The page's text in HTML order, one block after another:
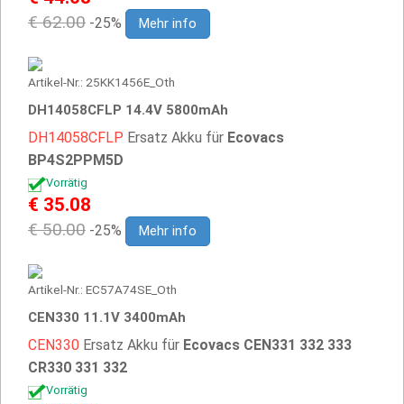
€ 62.00 -25% Mehr info
Artikel-Nr.: 25KK1456E_Oth
DH14058CFLP 14.4V 5800mAh
DH14058CFLP Ersatz Akku für Ecovacs
BP4S2PPM5D
Vorrätig
€ 35.08
€ 50.00 -25% Mehr info
Artikel-Nr.: EC57A74SE_Oth
CEN330 11.1V 3400mAh
CEN330 Ersatz Akku für Ecovacs CEN331 332 333
CR330 331 332
Vorrätig